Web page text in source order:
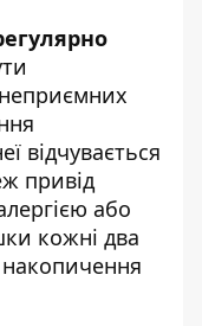
відчувається
привід
або
кожні два